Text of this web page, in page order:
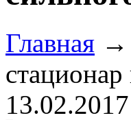
Главная →